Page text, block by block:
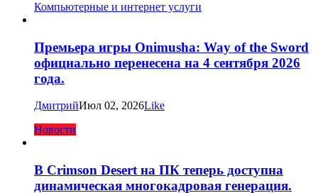
Компьютерные и интернет услуги
Премьера игры Onimusha: Way of the Sword
официально перенесена на 4 сентября 2026
года.
ДмитрийИюл 02, 2026Like
Новости
В Crimson Desert на ПК теперь доступна
динамическая многокадровая генерация.